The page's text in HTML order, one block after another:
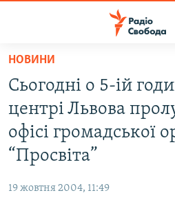
Перейти
основного
матеріалу
Перейти
до
основної
Перейти
ВСЕ ЗА ДОБУ
СТАТТІ
ПОЛІТИКА
ВІЙНА
ДОНБАС.РЕАЛІЇ
НОВИНИ
Сьогодні о 5-ій
центрі Львова
офісі громадської
“Просвіта”
19 жовтня 2004, 11:49